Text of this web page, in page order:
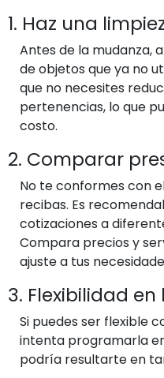
1. Haz una
Antes de la mudanza,
de objetos que ya no
que no necesites
pertenencias, lo que
costo.
2. Comparar
No te conformes con
recibas. Es
cotizaciones a
Compara precios y
ajuste a tus
3. Flexibilidad
Si puedes ser flexible
intenta programarla
podría resultarte en